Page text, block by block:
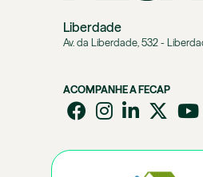
Liberdade
Av. da Liberdade, 532 -
ACOMPANHE A FECAP